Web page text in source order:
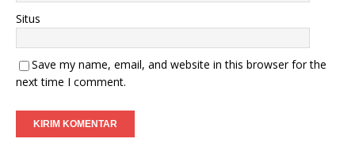
Situs
Save my name, email, and website in this browser for the
next time I comment.